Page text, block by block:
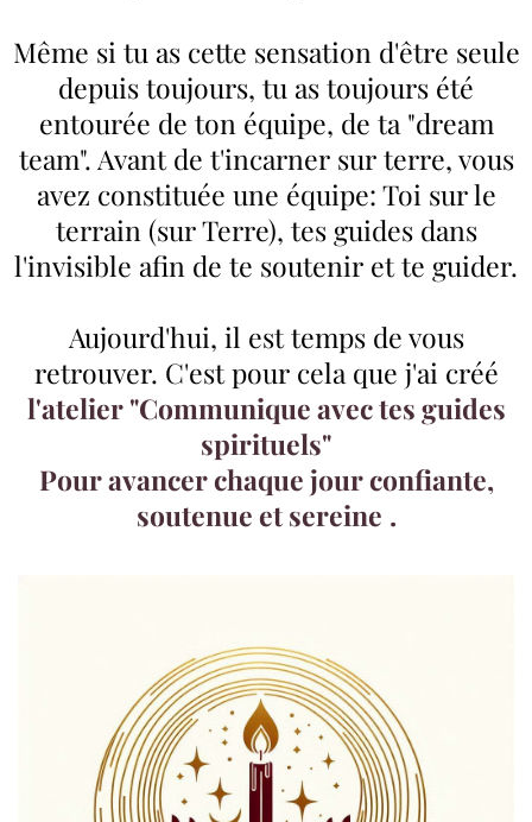
Même si tu as cette sensation d'être seule
depuis toujours, tu as toujours été
entourée de ton équipe, de ta "dream
team". Avant de t'incarner sur terre, vous
avez constituée une équipe: Toi sur le
terrain (sur Terre), tes guides dans
l'invisible afin de te soutenir et te guider.
Aujourd'hui, il est temps de vous
retrouver. C'est pour cela que j'ai créé
l'atelier "Communique avec tes guides
spirituels"
Pour avancer chaque jour confiante,
soutenue et sereine .